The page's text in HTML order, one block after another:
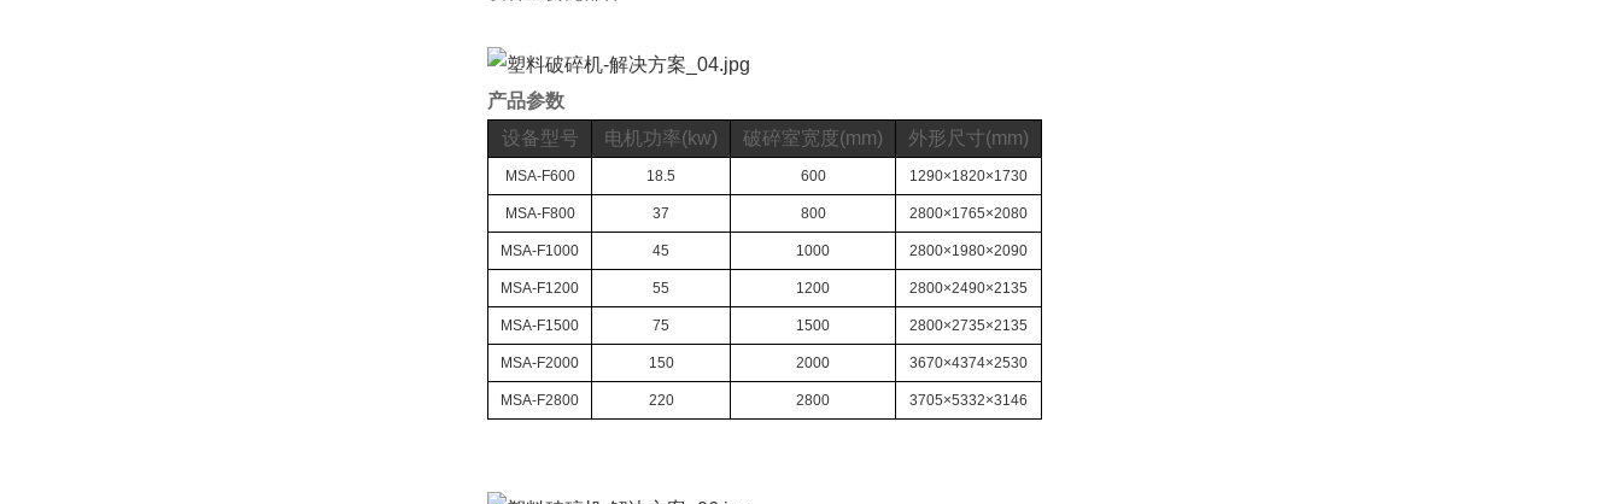
产品参数
设备型号
电机功率(kw) 破碎室宽度(mm) 外形尺寸(mm)
MSA-F600 18.5 600 1290×1820×1730
MSA-F800 37 800 2800×1765×2080
MSA-F1000 45 1000 2800×1980×2090
MSA-F1200 55 1200 2800×2490×2135
MSA-F1500 75 1500 2800×2735×2135
MSA-F2000 150 2000 3670×4374×2530
MSA-F2800 220 2800 3705×5332×3146